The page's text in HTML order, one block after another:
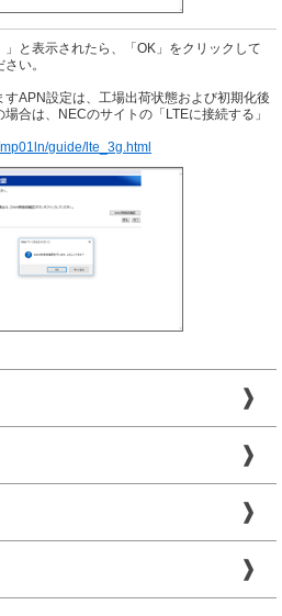
」と表示されたら、「OK」をクリックして
い。
APN設定は、工場出荷状態および初期化後
合は、NECのサイトの「LTEに接続する」
guide/lte_3g.html